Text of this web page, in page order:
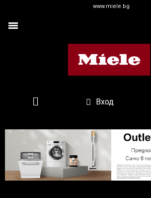
www.miele.bg
Вход